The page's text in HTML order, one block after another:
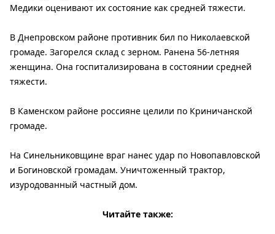
Медики оценивают их состояние как средней тяжести.
В Днепровском районе противник бил по Николаевской
громаде. Загорелся склад с зерном. Ранена 56-летняя
женщина. Она госпитализирована в состоянии средней
тяжести.
В Каменском районе россияне целили по Криничанской
громаде.
На Синельниковщине враг нанес удар по Новопавловской
и Богиновской громадам. Уничтоженный трактор,
изуродованный частный дом.
Читайте также: